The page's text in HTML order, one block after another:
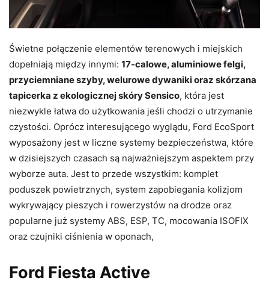
Świetne połączenie elementów terenowych i miejskich
dopełniają między innymi: 17-calowe, aluminiowe felgi,
przyciemniane szyby, welurowe dywaniki oraz skórzana
tapicerka z ekologicznej skóry Sensico, która jest
niezwykle łatwa do użytkowania jeśli chodzi o utrzymanie
czystości. Oprócz interesującego wyglądu, Ford EcoSport
wyposażony jest w liczne systemy bezpieczeństwa, które
w dzisiejszych czasach są najważniejszym aspektem przy
wyborze auta. Jest to przede wszystkim: komplet
poduszek powietrznych, system zapobiegania kolizjom
wykrywający pieszych i rowerzystów na drodze oraz
popularne już systemy ABS, ESP, TC, mocowania ISOFIX
oraz czujniki ciśnienia w oponach,
Ford Fiesta Active